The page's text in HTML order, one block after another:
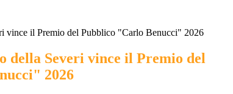
vince il Premio del Pubblico "Carlo Benucci" 2026
della Severi vince il Premio del
2026